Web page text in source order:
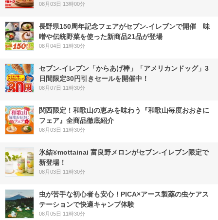
08月03日 13時00分
長野県150周年記念フェアがセブン-イレブンで開催 味
噌や伝統野菜を使った新商品21品が登場
08月04日 11時30分
セブン‐イレブン「からあげ棒」「アメリカンドッグ」3
日間限定30円引きセールを開催中！
08月07日 11時30分
関西限定！和歌山の恵みを味わう『和歌山毎度おおきに
フェア』全商品徹底紹介
08月03日 11時30分
氷結®mottainai 富良野メロンがセブン‐イレブン限定で
新登場！
08月03日 11時30分
虫が苦手な初心者も安心！PICA×アース製薬の虫ケアス
テーションで快適キャンプ体験
08月05日 11時30分